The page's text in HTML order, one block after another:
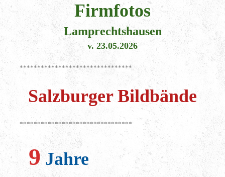
Firmfotos
Lamprechtshausen
v. 23.05.2026
********************************
Salzburger Bildbände
********************************
9Jahre